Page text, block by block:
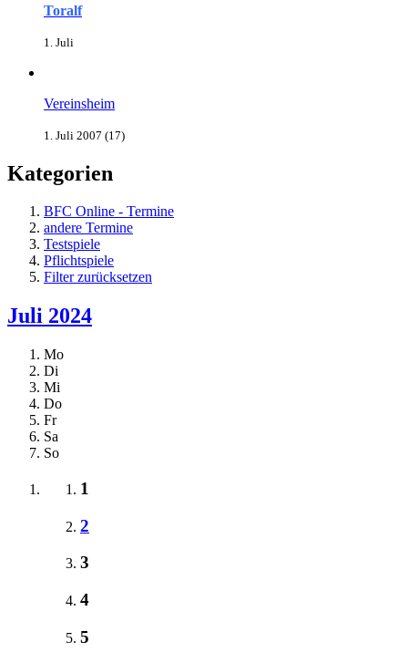
Toralf
1. Juli
Vereinsheim
1. Juli 2007 (17)
Kategorien
BFC Online - Termine
andere Termine
Testspiele
Pflichtspiele
Filter zurücksetzen
Juli 2024
Mo
Di
Mi
Do
Fr
Sa
So
1
2
3
4
5